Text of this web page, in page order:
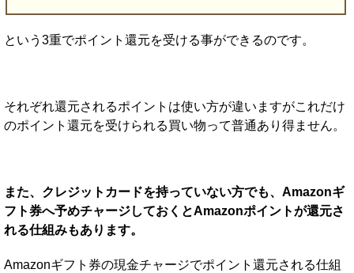
という3重でポイント還元を受ける事ができるのです。
それぞれ還元されるポイントは使い方が違いますがこれだけ
のポイント還元を受けられる買い物って普通あり得ません。
また、クレジットカードを持っていない方でも、Amazonギ
フト券へ予めチャージしておくとAmazonポイントが還元さ
れる仕組みもあります。
Amazonギフト券の現金チャージでポイント還元される仕組